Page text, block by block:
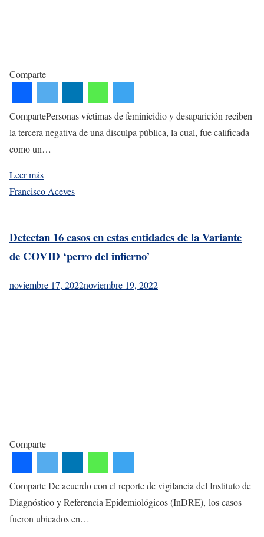
Comparte
CompartePersonas víctimas de feminicidio y desaparición reciben
la tercera negativa de una disculpa pública, la cual, fue calificada
como un…
Leer más
Francisco Aceves
Detectan 16 casos en estas entidades de la Variante
de COVID ‘perro del infierno’
noviembre 17, 2022noviembre 19, 2022
Comparte
Comparte De acuerdo con el reporte de vigilancia del Instituto de
Diagnóstico y Referencia Epidemiológicos (InDRE), los casos
fueron ubicados en…